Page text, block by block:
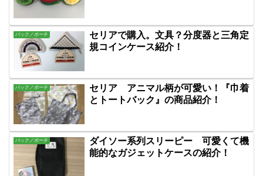
バック／ポーチ
セリアで購入。文具？分度器と三角定
規コインケース紹介！
バック／ポーチ
セリア アニマル柄が可愛い！『巾着
とトートバック』の商品紹介！
バック／ポーチ
ダイソー系列スリーピー 可愛くて機
能的なガジェットケースの紹介！